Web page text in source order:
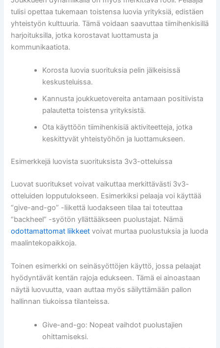
tulisi opettaa tukemaan toistensa luovia yrityksiä, edistäen
yhteistyön kulttuuria. Tämä voidaan saavuttaa tiimihenkisillä
harjoituksilla, jotka korostavat luottamusta ja
kommunikaatiota.
Korosta luovia suorituksia pelin jälkeisissä
keskusteluissa.
Kannusta joukkuetovereita antamaan positiivista
palautetta toistensa yrityksistä.
Ota käyttöön tiimihenkisiä aktiviteetteja, jotka
keskittyvät yhteistyöhön ja luottamukseen.
Esimerkkejä luovista suorituksista 3v3-otteluissa
Luovat suoritukset voivat vaikuttaa merkittävästi 3v3-
otteluiden lopputulokseen. Esimerkiksi pelaaja voi käyttää
“give-and-go” -liikettä luodakseen tilaa tai toteuttaa
“backheel” -syötön yllättääkseen puolustajat. Nämä
odottamattomat liikkeet voivat murtaa puolustuksia ja luoda
maalintekopaikkoja.
Toinen esimerkki on seinäsyöttöjen käyttö, jossa pelaajat
hyödyntävät kentän rajoja edukseen. Tämä ei ainoastaan
näytä luovuutta, vaan auttaa myös säilyttämään pallon
hallinnan tiukoissa tilanteissa.
Give-and-go: Nopeat vaihdot puolustajien
ohittamiseksi.